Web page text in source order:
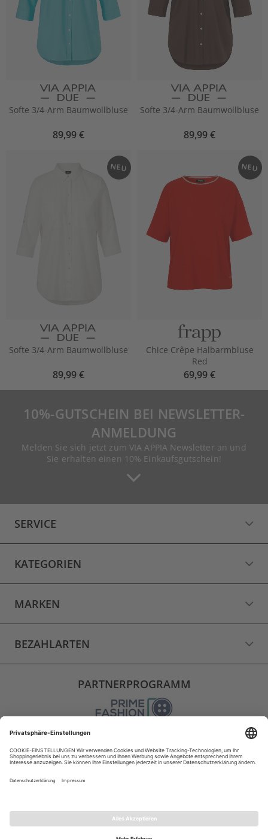
Softe 3/4-Arm Baumwollbluse
89,99 €
Softe 3/4-Arm Baumwollbluse
89,99 €
NEU
Softe 3/4-Arm Baumwollbluse
89,99 €
NEU
Chice Crêpe Halbarmbluse
Red
69,99 €
10%-GUTSCHEIN BEI NEWSLETTER-
ANMELDUNG
Melden Sie sich jetzt zum VIA APPIA Newsletter an und
Sie erhalten einen 10% Einkaufsgutschein!
SERVICE
KATEGORIEN
MARKEN
BEZAHLARTEN
PARTNERPROGRAMM
VERSAND
WIDERRUF